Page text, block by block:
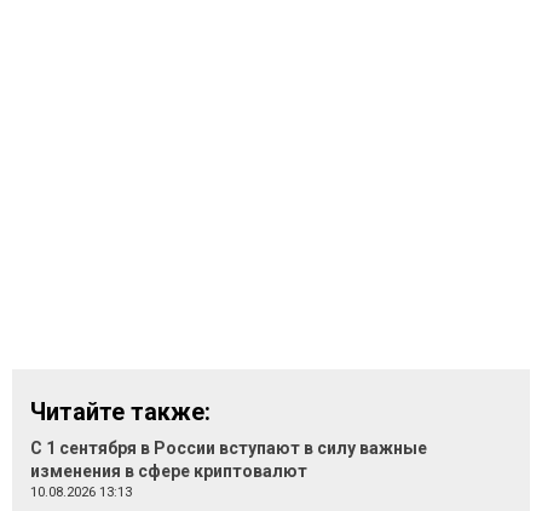
Читайте также:
С 1 сентября в России вступают в силу важные
изменения в сфере криптовалют
10.08.2026 13:13